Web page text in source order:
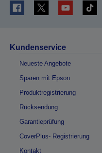
Kundenservice
Neueste Angebote
Sparen mit Epson
Produktregistrierung
Rücksendung
Garantieprüfung
CoverPlus- Registrierung
Kontakt